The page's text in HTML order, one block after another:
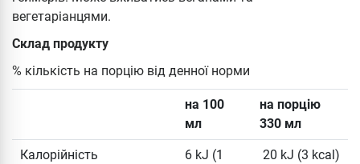
вегетаріанцями.
Склад продукту
% кількість на порцію від денної норми
на 100
мл
на порцію
330 мл
Калорійність
6 kJ (1
20 kJ (3 kcal)